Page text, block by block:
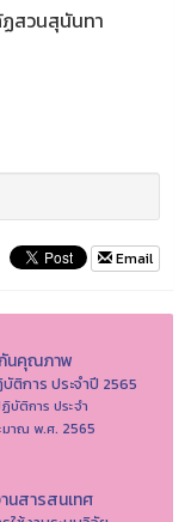
สวนสุนันทา
Email
นคุณภาพ
ติการ ประจำปี 2565
บัติการ ประจำ
มาณ พ.ศ. 2565
นสารสนเทศ